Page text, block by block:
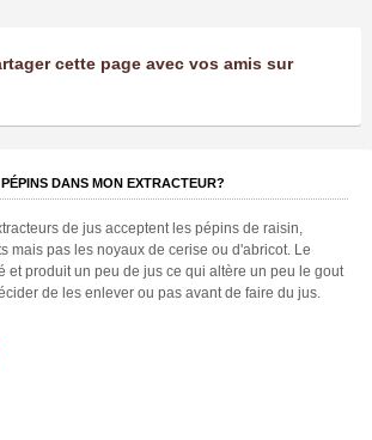
cette page avec vos amis sur
DANS MON EXTRACTEUR?
de jus acceptent les pépins de raisin,
mais pas les noyaux de cerise ou d'abricot. Le
et produit un peu de jus ce qui altère un peu le gout
de les enlever ou pas avant de faire du jus.